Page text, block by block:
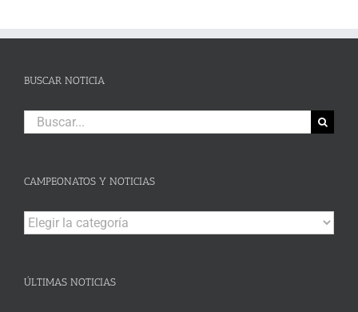
BUSCAR NOTICIA
Buscar:
CAMPEONATOS Y NOTICIAS
Campeonatos
y
ÚLTIMAS NOTICIAS